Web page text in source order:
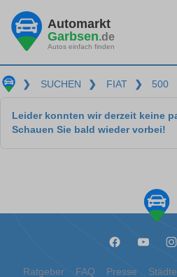
Automarkt
Garbsen.de
Autos einfach finden
❯ SUCHEN ❯ FIAT ❯ 500
Leider konnten wir derzeit keine
Schauen Sie bald wieder vorbei!
Ratgeber FAQ Presse Städte